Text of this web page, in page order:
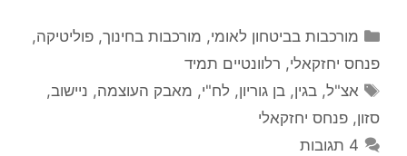
קטגוריות
מורכבות בביטחון לאומי, מורכבות בחינוך,פוליטיקה,
פנחס יחזקאלי, רלוונטיים תמיד
תגיות
אצ"ל,בגין,בן גוריון, לח"י, מאבק העוצמה, ניישוב,
סזון, פנחס יחזקאלי
4 תגובות